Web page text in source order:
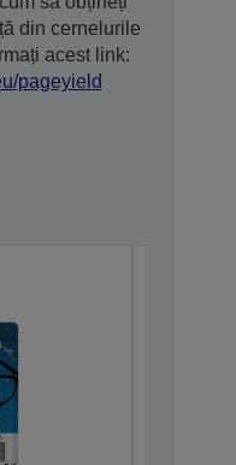
din cernelurile
acest link:
pageyield